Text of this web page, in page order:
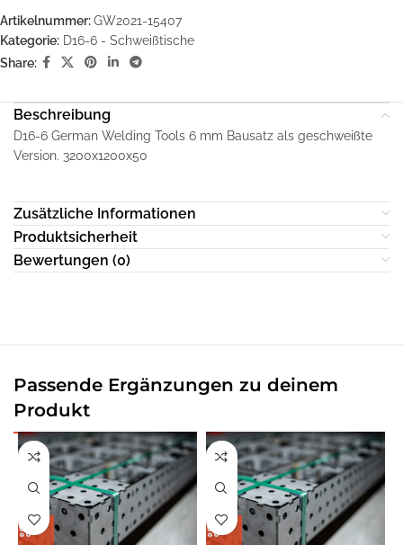
Artikelnummer:GW2021-15407
Kategorie: D16-6 - Schweißtische
Share:
Beschreibung
D16-6 German Welding Tools 6 mm Bausatz als geschweißte
Version. 3200x1200x50
Zusätzliche Informationen
Produktsicherheit
Bewertungen (0)
Passende Ergänzungen zu deinem
Produkt